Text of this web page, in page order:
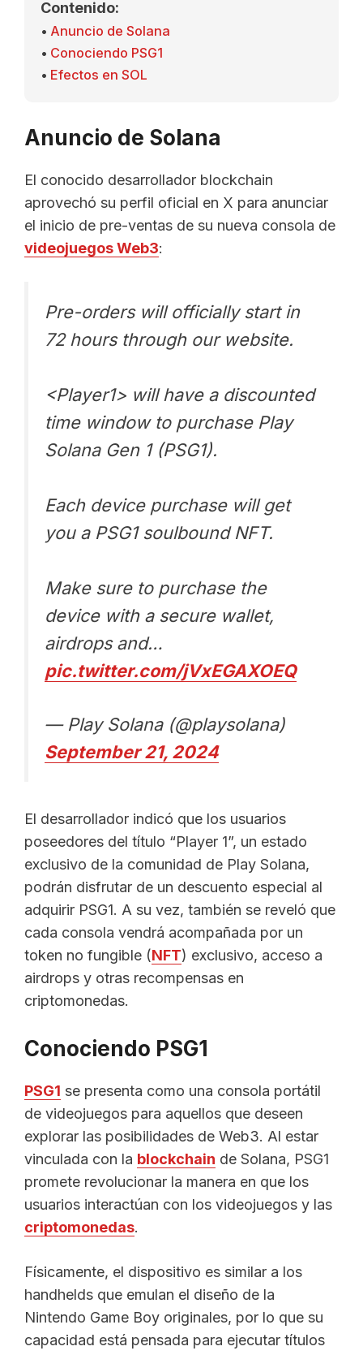
Contenido:
Anuncio de Solana
Conociendo PSG1
Efectos en SOL
Anuncio de Solana
El conocido desarrollador blockchain
aprovechó su perfil oficial en X para anunciar
el inicio de pre-ventas de su nueva consola de
videojuegos Web3:
Pre-orders will officially start in
72 hours through our website.
<Player1> will have a discounted
time window to purchase Play
Solana Gen 1 (PSG1).
Each device purchase will get
you a PSG1 soulbound NFT.
Make sure to purchase the
device with a secure wallet,
airdrops and…
pic.twitter.com/jVxEGAXOEQ
— Play Solana (@playsolana)
September 21, 2024
El desarrollador indicó que los usuarios
poseedores del título “Player 1”, un estado
exclusivo de la comunidad de Play Solana,
podrán disfrutar de un descuento especial al
adquirir PSG1. A su vez, también se reveló que
cada consola vendrá acompañada por un
token no fungible (NFT) exclusivo, acceso a
airdrops y otras recompensas en
criptomonedas.
Conociendo PSG1
PSG1 se presenta como una consola portátil
de videojuegos para aquellos que deseen
explorar las posibilidades de Web3. Al estar
vinculada con la blockchain de Solana, PSG1
promete revolucionar la manera en que los
usuarios interactúan con los videojuegos y las
criptomonedas.
Físicamente, el dispositivo es similar a los
handhelds que emulan el diseño de la
Nintendo Game Boy originales, por lo que su
capacidad está pensada para ejecutar títulos